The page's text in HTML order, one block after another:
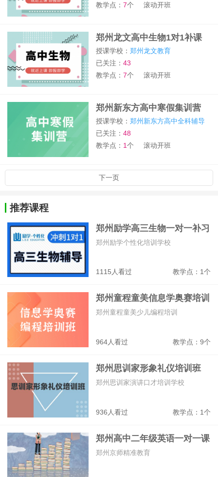
教学点：7个 滚动开班
郑州龙文高中生物1对1补课
班
授课学校：郑州龙文教育
已关注：43
教学点：7个 滚动开班
郑州新东方高中寒假集训营
授课学校：郑州新东方高中全科辅导
已关注：48
教学点： 1个 滚动开班
下一页
推荐课程
郑州励学高三生物一对一补习
班
1115人看过 教学点：1个
郑州励学个性化培训学校
郑州童程童美信息学奥赛培训
班
964人看过 教学点：9个
郑州童程童美少儿编程培训
郑州思训家形象礼仪培训班
936人看过 教学点：1个
郑州思训家演讲口才培训学校
郑州高中二年级英语一对一课
程
郑州京师精准教育